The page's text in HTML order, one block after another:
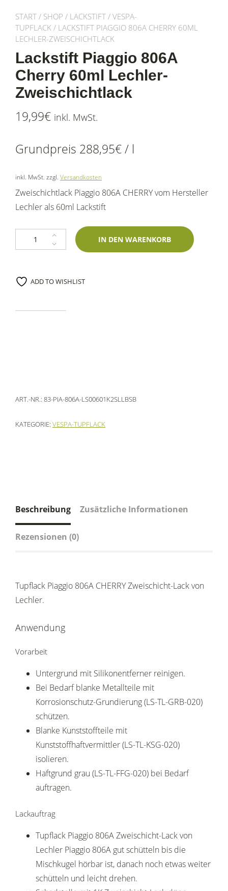
START / SHOP / LACKSTIFT / VESPA-
TUPFLACK / LACKSTIFT PIAGGIO 806A CHERRY 60ML
LECHLER-ZWEISCHICHTLACK
Lackstift Piaggio 806A
Cherry 60ml Lechler-
Zweischichtlack
19,99€ inkl. MwSt.
Grundpreis 288,95€/ l
inkl. MwSt. zzgl. Versandkosten
Zweischichtlack Piaggio 806A CHERRY vom Hersteller
Lechler als 60ml Lackstift
Lackstift Piaggio 806A Cherry 60ml Lechler-Zweischichtlack Menge
IN DEN WARENKORB
ADD TO WISHLIST
ART.-NR.: 83-PIA-806A-LS00601K2SLLBSB
KATEGORIE: VESPA-TUPFLACK
Beschreibung Zusätzliche Informationen
Rezensionen (0)
Tupflack Piaggio 806A CHERRY Zweischicht-Lack von
Lechler.
Anwendung
Vorarbeit
Untergrund mit Silikonentferner reinigen.
Bei Bedarf blanke Metallteile mit
Korrosionschutz-Grundierung (LS-TL-GRB-020)
schützen.
Blanke Kunststoffteile mit
Kunststoffhaftvermittler (LS-TL-KSG-020)
isolieren.
Haftgrund grau (LS-TL-FFG-020) bei Bedarf
auftragen.
Lackauftrag
Tupflack Piaggio 806A Zweischicht-Lack von
Lechler Piaggio 806A gut schütteln bis die
Mischkugel hörbar ist, danach noch etwas weiter
schütteln und leicht drehen.